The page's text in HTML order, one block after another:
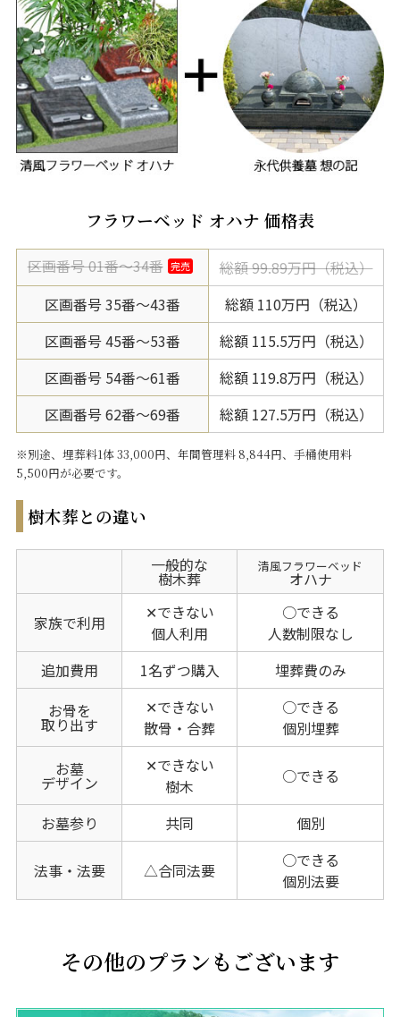
フラワーベッド オハナ 価格表
区画番号 01番～34番
総額 99.89万円（税込）
区画番号 35番～43番
総額 110万円（税込）
区画番号 45番～53番
総額 115.5万円（税込）
区画番号 54番～61番
総額 119.8万円（税込）
区画番号 62番～69番
総額 127.5万円（税込）
※別途、埋葬料1体 33,000円、年間管理料 8,844円、手桶使用料
5,500円が必要です。
樹木葬との違い
一般的な
樹木葬
清風フラワーベッド
オハナ
家族で利用
✕できない
個人利用
○できる
人数制限なし
追加費用
1名ずつ購入
埋葬費のみ
お骨を
取り出す
✕できない
散骨・合葬
○できる
個別埋葬
お墓
デザイン
✕できない
樹木
○できる
お墓参り 共同 個別
法事・法要 △合同法要
○できる
個別法要
その他のプランもございます